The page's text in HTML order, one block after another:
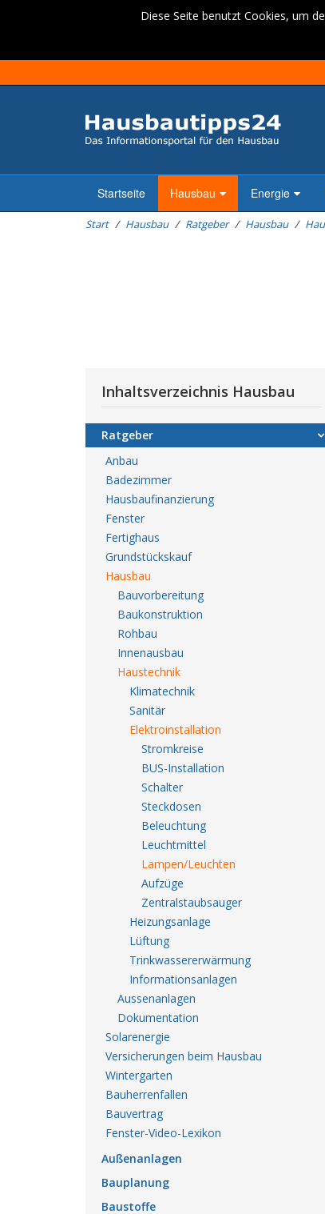
Diese Seite benutzt Cookies, um
Startseite Hausbau Energie
Start Hausbau Ratgeber Hausbau
Inhaltsverzeichnis Hausbau
Ratgeber
Anbau
Badezimmer
Hausbaufinanzierung
Fenster
Fertighaus
Grundstückskauf
Hausbau
Bauvorbereitung
Baukonstruktion
Rohbau
Innenausbau
Haustechnik
Klimatechnik
Sanitär
Elektroinstallation
Stromkreise
BUS-Installation
Schalter
Steckdosen
Beleuchtung
Leuchtmittel
Lampen/Leuchten
Aufzüge
Zentralstaubsauger
Heizungsanlage
Lüftung
Trinkwassererwärmung
Informationsanlagen
Aussenanlagen
Dokumentation
Solarenergie
Versicherungen beim Hausbau
Wintergarten
Bauherrenfallen
Bauvertrag
Fenster-Video-Lexikon
Außenanlagen
Bauplanung
Baustoffe